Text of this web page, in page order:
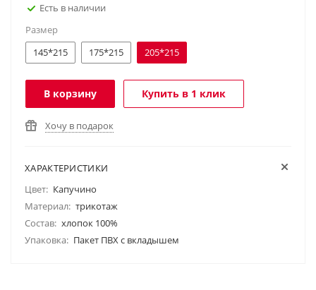
Есть в наличии
Размер
145*215
175*215 205*215
В корзину Купить в 1 клик
Хочу в подарок
ХАРАКТЕРИСТИКИ
Цвет: Капучино
Материал: трикотаж
Состав: хлопок 100%
Упаковка: Пакет ПВХ с вкладышем